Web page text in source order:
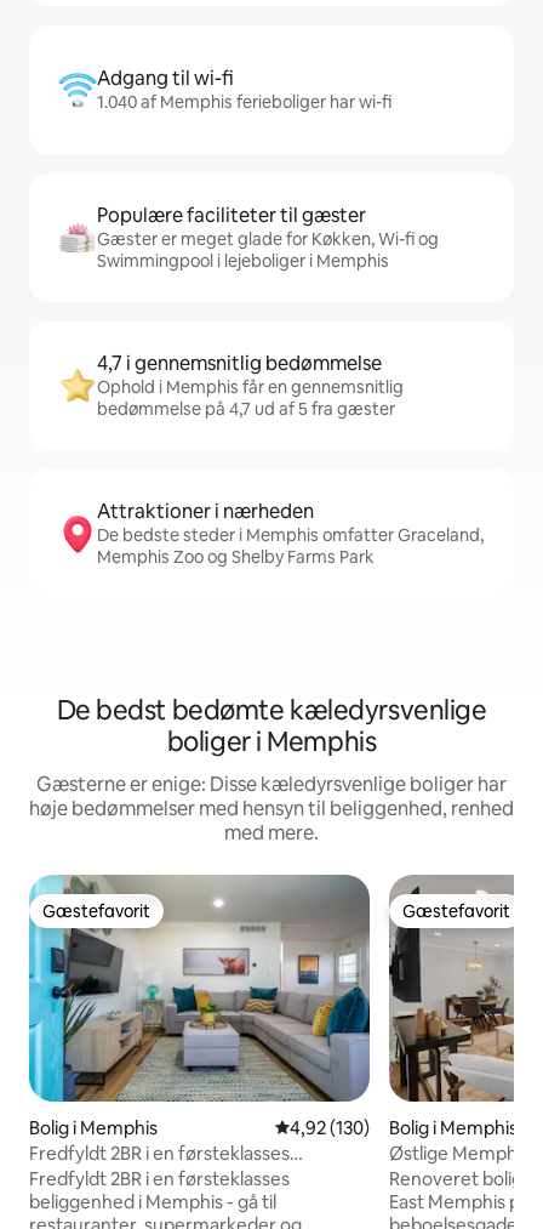
Adgang til wi-fi
1.040 af Memphis ferieboliger har wi-fi
Populære faciliteter til gæster
Gæster er meget glade for Køkken, Wi-fi og
Swimmingpool i lejeboliger i Memphis
4,7 i gennemsnitlig bedømmelse
Ophold i Memphis får en gennemsnitlig
bedømmelse på 4,7 ud af 5 fra gæster
Attraktioner i nærheden
De bedste steder i Memphis omfatter Graceland,
Memphis Zoo og Shelby Farms Park
De bedst bedømte kæledyrsvenlige
boliger i Memphis
Gæsterne er enige: Disse kæledyrsvenlige boliger har
høje bedømmelser med hensyn til beliggenhed, renhed
med mere.
Gæstefavorit
Gæstefavorit
Bolig i Memphis 4,92 ud af 5 i gennemsnitlig
4,92 (130)
Fredfyldt 2BR i en førsteklasses
beliggenhed med gård
Fredfyldt 2BR i en førsteklasses
beliggenhed i Memphis - gå til
Gæstefavorit
Gæstefavorit
Bolig i Memphis
Østlige Memphis
gårdhave |
Renoveret bolig
East Memphis på